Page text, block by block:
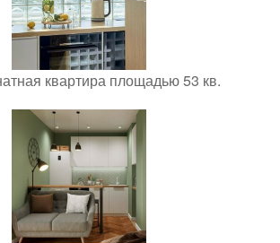
квартира площадью 53 кв.